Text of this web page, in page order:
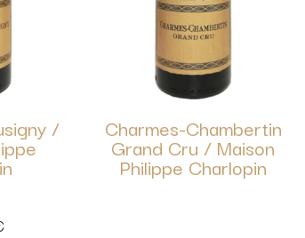
/ Charmes-Chambertin
Grand Cru / Maison
Philippe Charlopin